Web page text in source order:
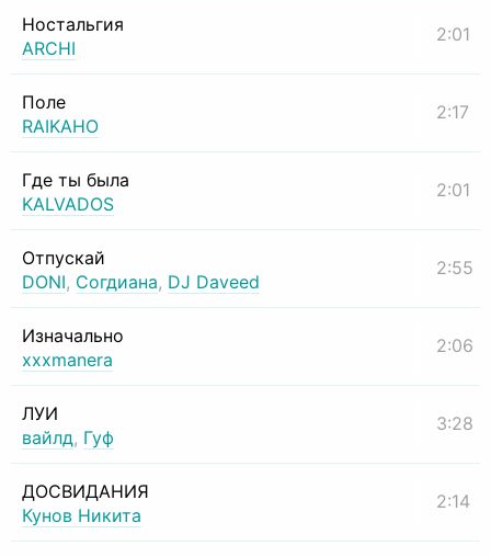
Ностальгия
ARCHI
2:01
Поле
RAIKAHO
2:17
Где ты была
KALVADOS
2:01
Отпускай
DONI, Согдиана, DJ Daveed
2:55
Изначально
xxxmanera
2:06
ЛУИ
вайлд, Гуф
3:28
ДОСВИДАНИЯ
Кунов Никита
2:14